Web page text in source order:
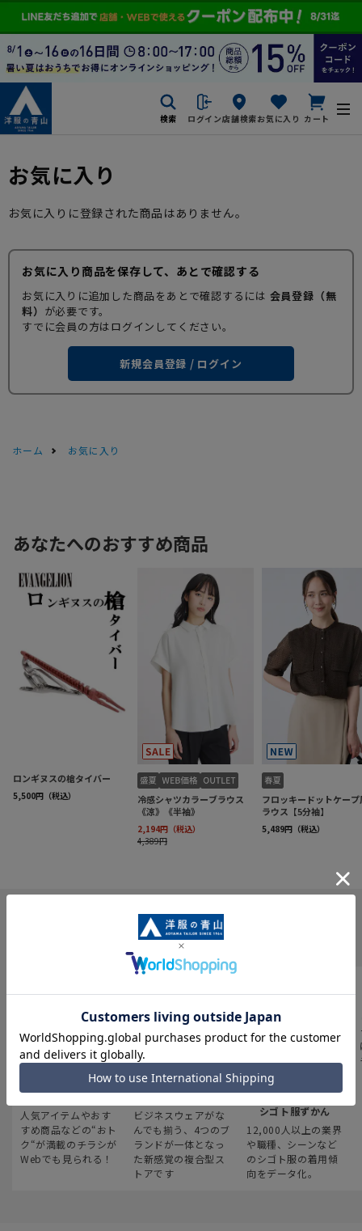
検索 ログイン店舗検索お気に入り カート
お気に入り
お気に入りに登録された商品はありません。
お気に入り商品を保存して、あとで確認する
お気に入りに追加した商品をあとで確認するには 会員登録（無
料） が必要です。
すでに会員の方はログインしてください。
新規会員登録 / ログイン
ホーム お気に入り
INFORMATION
最新のお買い得情報
人気アイテムやおす
すめ商品などの“おト
ク“が満載のチラシが
Webでも見られる！
スーツスクエア
ビジネスウェアがな
んでも揃う、4つのブ
ランドが一体となっ
た新感覚の複合型ス
トアです
みんなの
シゴト服ずかん
12,000人以上の業界
や職種、シーンなど
のシゴト服の着用傾
向をデータ化。